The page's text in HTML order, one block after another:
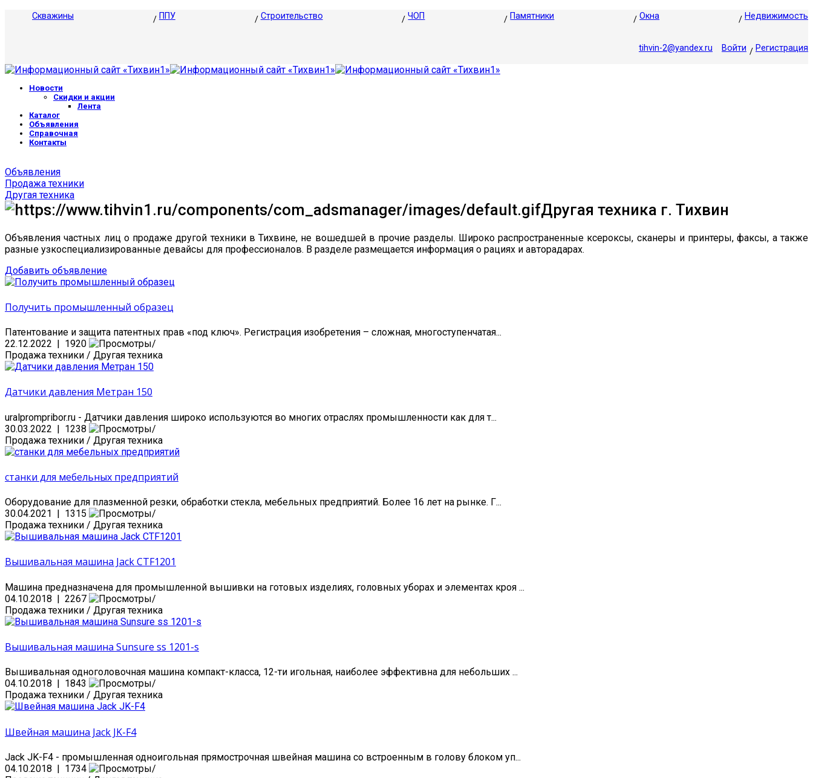
Скважины ППУ Строительство ЧОП Памятники Окна Недвижимость
tihvin-2@yandex.ru Войти Регистрация
Новости
Скидки и акции
Лента
Каталог
Объявления
Справочная
Контакты
Объявления
Продажа техники
Другая техника
Другая техника г. Тихвин
Объявления частных лиц о продаже другой техники в Тихвине, не вошедшей в прочие разделы. Широко распространенные ксероксы, сканеры и принтеры, факсы, а также
разные узкоспециализированные девайсы для профессионалов. В разделе размещается информация о рациях и авторадарах.
Добавить объявление
Получить промышленный образец
Патентование и защита патентных прав «под ключ». Регистрация изобретения – сложная, многоступенчатая...
22.12.2022 | 1920
Продажа техники / Другая техника
Датчики давления Метран 150
uralprompribor.ru - Датчики давления широко используются во многих отраслях промышленности как для т...
30.03.2022 | 1238
Продажа техники / Другая техника
станки для мебельных предприятий
Оборудование для плазменной резки, обработки стекла, мебельных предприятий. Более 16 лет на рынке. Г...
30.04.2021 | 1315
Продажа техники / Другая техника
Вышивальная машина Jack CTF1201
Машина предназначена для промышленной вышивки на готовых изделиях, головных уборах и элементах кроя ...
04.10.2018 | 2267
Продажа техники / Другая техника
Вышивальная машина Sunsure ss 1201-s
Вышивальная одноголовочная машина компакт-класса, 12-ти игольная, наиболее эффективна для небольших ...
04.10.2018 | 1843
Продажа техники / Другая техника
Швейная машина Jack JK-F4
Jack JK-F4 - промышленная одноигольная прямострочная швейная машина со встроенным в голову блоком уп...
04.10.2018 | 1734